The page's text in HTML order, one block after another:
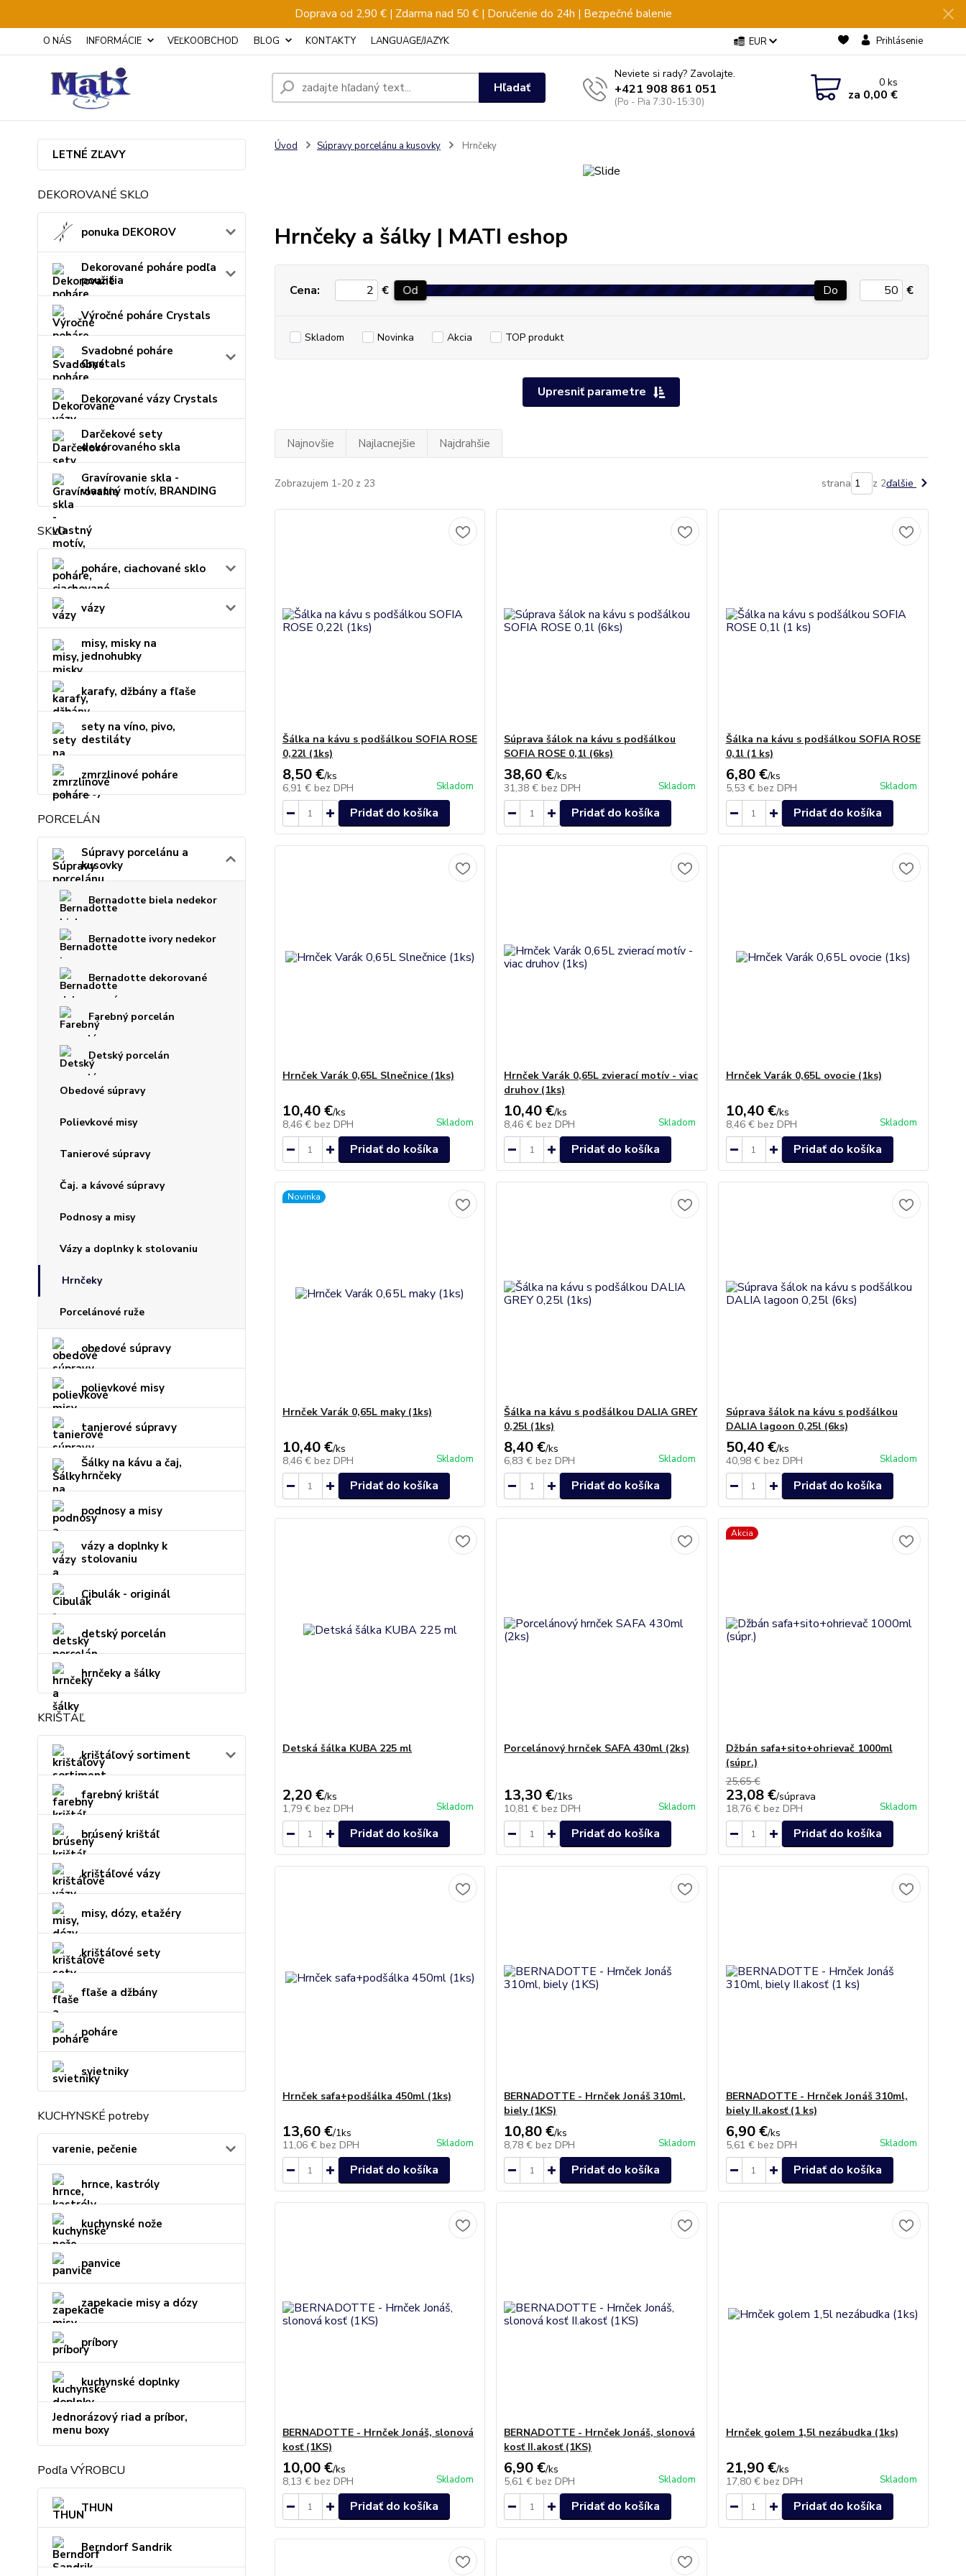
Doprava od 2,90 € | Zdarma nad 50 € | Doručenie do 24h | Bezpečné balenie
O NÁS INFORMÁCIE VEĽKOOBCHOD BLOG KONTAKTY LANGUAGE/JAZYK EUR Prihlásenie
Hľadať
Neviete si rady? Zavolajte.
+421 908 861 051
(Po - Pia 7:30-15:30)
0ks
za 0,00 €
LETNÉ ZĽAVY
DEKOROVANÉ SKLO
ponuka DEKOROV
Dekorované poháre podľa
použitia
Výročné poháre Crystals
Svadobné poháre
Crystals
Dekorované vázy Crystals
Darčekové sety
dekorovaného skla
Gravírovanie skla -
vlastný motív, BRANDING
SKLO
poháre, ciachované sklo
vázy
misy, misky na
jednohubky
karafy, džbány a fľaše
sety na víno, pivo,
destiláty
zmrzlinové poháre
PORCELÁN
Súpravy porcelánu a
kusovky
Bernadotte biela nedekor
Bernadotte ivory nedekor
Bernadotte dekorované
Farebný porcelán
Detský porcelán
Obedové súpravy
Polievkové misy
Tanierové súpravy
Čaj. a kávové súpravy
Podnosy a misy
Vázy a doplnky k stolovaniu
Hrnčeky
Porcelánové ruže
obedové súpravy
polievkové misy
tanierové súpravy
Šálky na kávu a čaj,
hrnčeky
podnosy a misy
vázy a doplnky k
stolovaniu
Cibulák - originál
detský porcelán
hrnčeky a šálky
KRIŠTÁĽ
krištáľový sortiment
farebný krištáľ
brúsený krištáľ
krištáľové vázy
misy, dózy, etažéry
krištáľové sety
fľaše a džbány
poháre
svietniky
KUCHYNSKÉ potreby
varenie, pečenie
hrnce, kastróly
kuchynské nože
panvice
zapekacie misy a dózy
príbory
kuchynské doplnky
Jednorázový riad a príbor,
menu boxy
Podľa VÝROBCU
THUN
Berndorf Sandrik
Úvod Súpravy porcelánu a kusovky Hrnčeky
Hrnčeky a šálky | MATI eshop
Upresniť parametre
Cena: € Od Do €
Skladom Novinka Akcia TOP produkt
Najnovšie Najlacnejšie Najdrahšie
Zobrazujem 1-20 z 23 strana z 2ďalšie
Šálka na kávu s podšálkou SOFIA ROSE
0,22l (1ks)
8,50 €/ks
6,91 € bez DPH Skladom
Pridať do košíka
Súprava šálok na kávu s podšálkou
SOFIA ROSE 0,1l (6ks)
38,60 €/ks
31,38 € bez DPH Skladom
Pridať do košíka
Šálka na kávu s podšálkou SOFIA ROSE
0,1l (1 ks)
6,80 €/ks
5,53 € bez DPH Skladom
Pridať do košíka
Hrnček Varák 0,65L Slnečnice (1ks)
10,40 €/ks
8,46 € bez DPH Skladom
Pridať do košíka
Hrnček Varák 0,65L zvierací motív - viac
druhov (1ks)
10,40 €/ks
8,46 € bez DPH Skladom
Pridať do košíka
Hrnček Varák 0,65L ovocie (1ks)
10,40 €/ks
8,46 € bez DPH Skladom
Pridať do košíka
Novinka
Hrnček Varák 0,65L maky (1ks)
10,40 €/ks
8,46 € bez DPH Skladom
Pridať do košíka
Šálka na kávu s podšálkou DALIA GREY
0,25l (1ks)
8,40 €/ks
6,83 € bez DPH Skladom
Pridať do košíka
Súprava šálok na kávu s podšálkou
DALIA lagoon 0,25l (6ks)
50,40 €/ks
40,98 € bez DPH Skladom
Pridať do košíka
Detská šálka KUBA 225 ml
2,20 €/ks
1,79 € bez DPH Skladom
Pridať do košíka
Porcelánový hrnček SAFA 430ml (2ks)
13,30 €/1ks
10,81 € bez DPH Skladom
Pridať do košíka
Akcia
Džbán safa+sito+ohrievač 1000ml
(súpr.)
25,65 €
23,08 €/súprava
18,76 € bez DPH Skladom
Pridať do košíka
Hrnček safa+podšálka 450ml (1ks)
13,60 €/1ks
11,06 € bez DPH Skladom
Pridať do košíka
BERNADOTTE - Hrnček Jonáš 310ml,
biely (1KS)
10,80 €/ks
8,78 € bez DPH Skladom
Pridať do košíka
BERNADOTTE - Hrnček Jonáš 310ml,
biely II.akosť (1 ks)
6,90 €/ks
5,61 € bez DPH Skladom
Pridať do košíka
BERNADOTTE - Hrnček Jonáš, slonová
kosť (1KS)
10,00 €/ks
8,13 € bez DPH Skladom
Pridať do košíka
BERNADOTTE - Hrnček Jonáš, slonová
kosť II.akosť (1KS)
6,90 €/ks
5,61 € bez DPH Skladom
Pridať do košíka
Hrnček golem 1,5l nezábudka (1ks)
21,90 €/ks
17,80 € bez DPH Skladom
Pridať do košíka